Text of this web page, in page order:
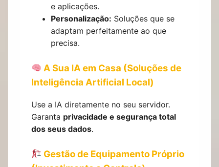
e aplicações.
Personalização: Soluções que se
adaptam perfeitamente ao que
precisa.
A Sua IA em Casa (Soluções de
Inteligência Artificial Local)
Use a IA diretamente no seu servidor.
Garanta privacidade e segurança total
dos seus dados.
Gestão de Equipamento Próprio